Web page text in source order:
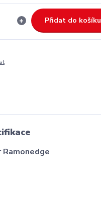
Přidat do košíku
Ramonedge